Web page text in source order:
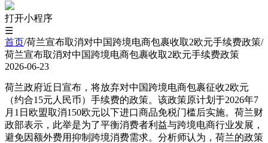
打开小程序
☰
首页/荷兰宣布取消对中国跨境电商包裹收取2欧元手续费政策/
荷兰宣布取消对中国跨境电商包裹收取2欧元手续费政策
2026-06-23
荷兰政府近日宣布，将放弃对中国跨境电商包裹征收2欧元
（约合15元人民币）手续费的政策。该政策原计划于2026年7
月1日欧盟取消150欧元以下进口商品免税门槛后实施。荷兰财
政部表示，此举是为了平衡消费者利益与跨境电商行业发展，
避免因额外费用抑制跨境消费需求。分析师认为，荷兰的政策